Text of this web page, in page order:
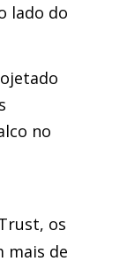
lado do
no
os
mais de